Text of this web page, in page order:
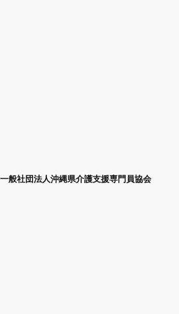
一般社団法人沖縄県介護支援専門員協会